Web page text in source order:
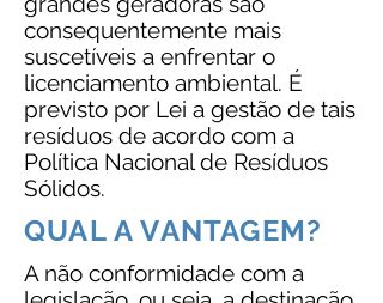
consequentemente mais
suscetíveis a enfrentar o
licenciamento ambiental. É
previsto por Lei a gestão de tais
resíduos de acordo com a
Política Nacional de Resíduos
Sólidos.
QUAL A VANTAGEM?
A não conformidade com a